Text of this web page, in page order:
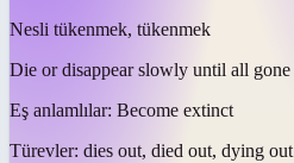
Nesli tükenmek, tükenmek
Die or disappear slowly until all gone
Eş anlamlılar: Become extinct
Türevler: dies out, died out, dying out